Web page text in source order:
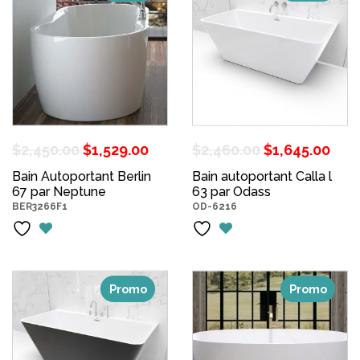
$2,450.00 Le
prix
initial
$1,529.00
actuel
$1,529.00.
Bain Autoportant Berlin
67 par Neptune
BER3266F1
$2,460.00 Le
prix
initial
$1,645.00
Bain autoportant Calla l
63 par Odass
OD-6216
Promo Promo